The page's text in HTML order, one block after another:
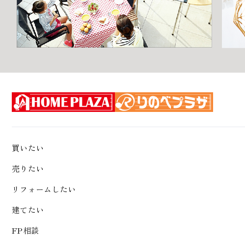
買いたい
売りたい
リフォームしたい
建てたい
FP相談